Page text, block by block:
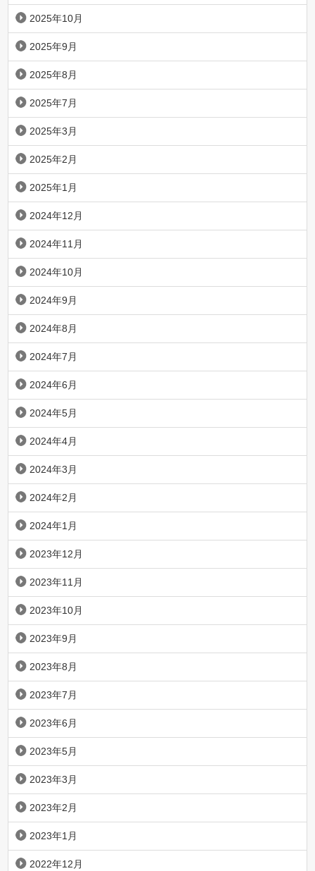
2025年10月
2025年9月
2025年8月
2025年7月
2025年3月
2025年2月
2025年1月
2024年12月
2024年11月
2024年10月
2024年9月
2024年8月
2024年7月
2024年6月
2024年5月
2024年4月
2024年3月
2024年2月
2024年1月
2023年12月
2023年11月
2023年10月
2023年9月
2023年8月
2023年7月
2023年6月
2023年5月
2023年3月
2023年2月
2023年1月
2022年12月